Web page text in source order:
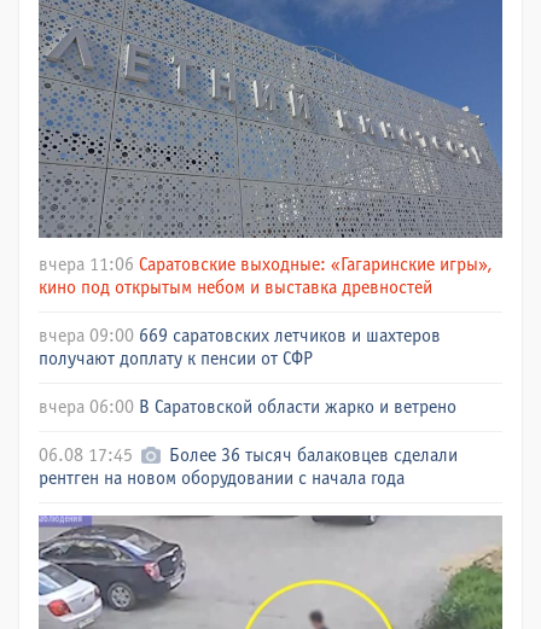
вчера 11:06 Саратовские выходные: «Гагаринские игры»,
кино под открытым небом и выставка древностей
вчера 09:00 669 саратовских летчиков и шахтеров
получают доплату к пенсии от СФР
вчера 06:00 В Саратовской области жарко и ветрено
06.08 17:45
Более 36 тысяч балаковцев сделали
рентген на новом оборудовании с начала года